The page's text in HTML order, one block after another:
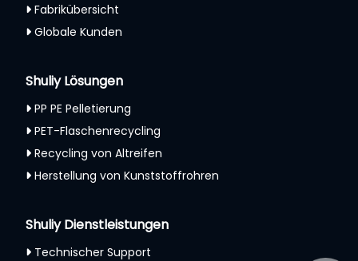
Fabrikübersicht
Globale Kunden
Shuliy Lösungen
PP PE Pelletierung
PET-Flaschenrecycling
Recycling von Altreifen
Herstellung von Kunststoffrohren
Shuliy Dienstleistungen
Technischer Support